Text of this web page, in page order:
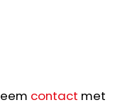
contact met